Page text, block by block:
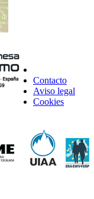
Contacto
Aviso legal
Cookies